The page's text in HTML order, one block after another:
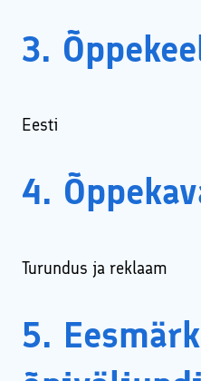
3.
Eesti
4.
Turundus ja reklaam
5.